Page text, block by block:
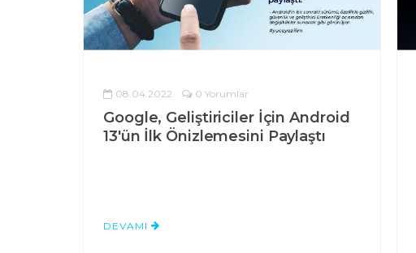
08.04.2022 0 Yorumlar
Google, Geliştiriciler İçin Android
13'ün İlk Önizlemesini Paylaştı
DEVAMI